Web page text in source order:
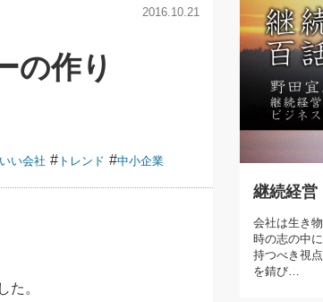
2026.08.5
第86回 「言葉狩り」
、やってお
新常識』(12)
流の仕事術」(28)
」(109)
めの緊急対策(100)
はココが違う！(36)
化”術(12)
なさい！(12)
生産性を下げるハラスメントの予防策(10)
の定石(68)
社員・社会から支持される「ウェルビーイング経営入
大久保一彦の“流行る”お店の仕組みづくり(210)
柿内幸夫─社長のための現場改善(174)
あなただからお願いしたいと思われる 気配
クレーム対応 実践マニュアル(92)
クレーム対応の新知識と新常識(57)
デキル社員に育てる！ 社員教育の決め手
業績アップにつながる！ワンランク上の手紙
令和時代の「社長の人間力の磨き方
先人の名句名言の教え 東洋思想に
渡部昇一の「日本の指導者たち」(32)
(50)
デジタルＡＶを味方に
リーダー脳の鍛え方(32)
ワインを楽しむ基礎レ
社長の「氣」(30)
米国スポーツ・ビジネ
高橋一喜の『これぞ！"
ビジネス見聞
作間信司の経
経営セミナー情
繁栄への着眼
講話を聞いて
2016.10.21
の作り
いい会社 # トレンド #中小企業
た。
継続経
会社は生き
時の志の中
持つべき視
を錆び…